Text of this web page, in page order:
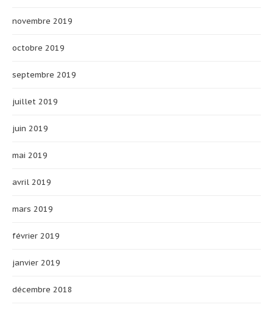
novembre 2019
octobre 2019
septembre 2019
juillet 2019
juin 2019
mai 2019
avril 2019
mars 2019
février 2019
janvier 2019
décembre 2018